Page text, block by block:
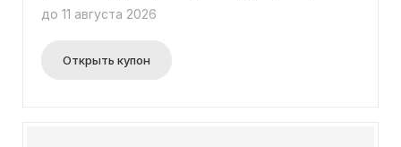
до 11 августа 2026
Открыть купон